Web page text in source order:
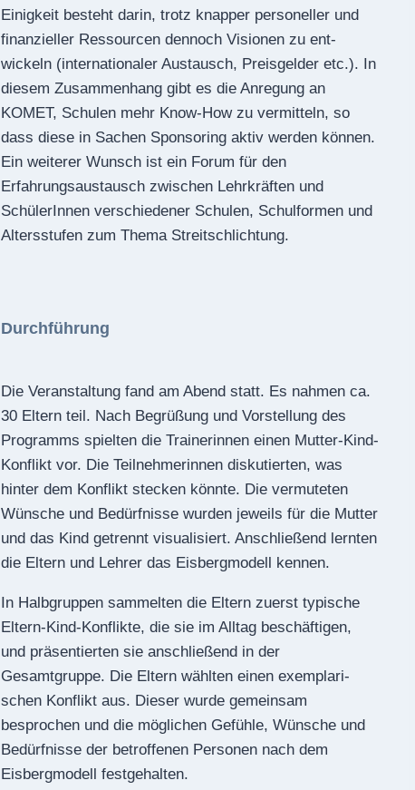
Einigkeit besteht darin, trotz knapper personeller und
finanzieller Ressourcen dennoch Visionen zu ent­
wickeln (internationaler Austausch, Preisgelder etc.). In
diesem Zusammenhang gibt es die Anregung an
KOMET, Schulen mehr Know-How zu vermitteln, so
dass diese in Sachen Sponsoring aktiv werden können.
Ein weiterer Wunsch ist ein Forum für den
Erfahrungsaustausch zwischen Lehrkräften und
SchülerInnen verschiedener Schulen, Schulformen und
Altersstufen zum Thema Streitschlichtung.
Durchführung
Die Veranstaltung fand am Abend statt. Es nahmen ca.
30 Eltern teil. Nach Begrüßung und Vorstellung des
Programms spielten die Trainerinnen einen Mutter-Kind-
Konflikt vor. Die Teilnehmerinnen diskutierten, was
hinter dem Konflikt stecken könnte. Die vermuteten
Wünsche und Bedürfnisse wurden jeweils für die Mutter
und das Kind getrennt visualisiert. Anschließend lernten
die Eltern und Lehrer das Eisbergmodell kennen.
In Halbgruppen sammelten die Eltern zuerst typische
Eltern-Kind-Konflikte, die sie im Alltag beschäftigen,
und präsentierten sie anschließend in der
Gesamtgruppe. Die Eltern wählten einen exemplari­
schen Konflikt aus. Dieser wurde gemeinsam
besprochen und die möglichen Gefühle, Wünsche und
Bedürfnisse der betroffenen Personen nach dem
Eisbergmodell festgehalten.